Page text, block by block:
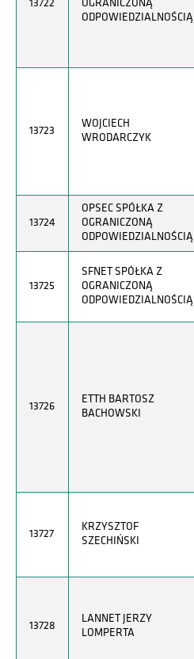
13722
OGRANICZONĄ
ODPOWIEDZIALNOŚCIĄ
13723
WOJCIECH
WRODARCZYK
13724
OPSEC SPÓŁKA Z
OGRANICZONĄ
ODPOWIEDZIALNOŚCIĄ
13725
SFNET SPÓŁKA Z
OGRANICZONĄ
ODPOWIEDZIALNOŚCIĄ
13726
ETTH BARTOSZ
BACHOWSKI
13727
KRZYSZTOF
SZECHIŃSKI
13728
LANNET JERZY
LOMPERTA